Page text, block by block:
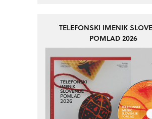
TELEFONSKI IMENIK
POMLAD 2026